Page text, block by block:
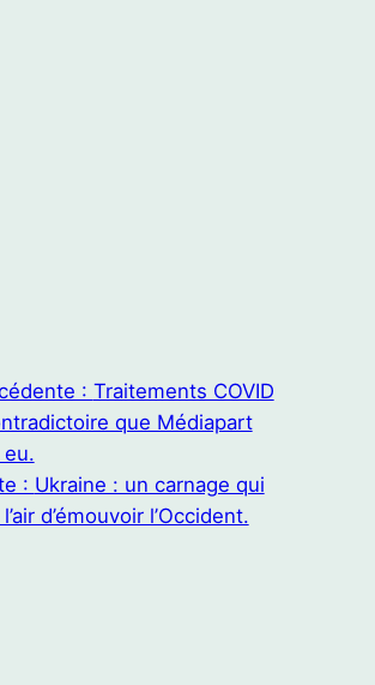
: Traitements COVID
que Médiapart
eu.
: Ukraine : un carnage qui
l’air d’émouvoir l’Occident.